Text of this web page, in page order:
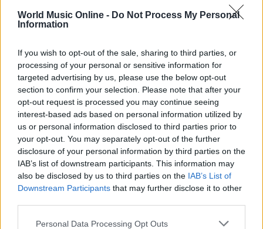
World Music Online - Do Not Process My Personal
Information
If you wish to opt-out of the sale, sharing to third parties, or
processing of your personal or sensitive information for
targeted advertising by us, please use the below opt-out
section to confirm your selection. Please note that after your
opt-out request is processed you may continue seeing
interest-based ads based on personal information utilized by
us or personal information disclosed to third parties prior to
your opt-out. You may separately opt-out of the further
disclosure of your personal information by third parties on the
IAB’s list of downstream participants. This information may
also be disclosed by us to third parties on the IAB’s List of
Downstream Participants that may further disclose it to other
Please note that this website/app uses one or more Google
Personal Data Processing Opt Outs
Letizia Fontana, critica musicale milanese, ha
seguito festival e tournée per oltre un
decennio collaborando con testate di settore;
racconta uscite discografiche, concerti e
tendenze dell industria musicale con orecchio
attento e taglio divulgativo.